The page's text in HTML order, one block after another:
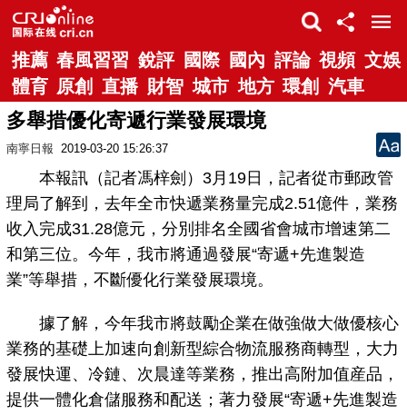
推薦 春風習習 銳評 國際 國內 評論 視頻 文娛
體育 原創 直播 財智 城市 地方 環創 汽車
多舉措優化寄遞行業發展環境
南寧日報 2019-03-20 15:26:37
本報訊（記者馮梓劍）3月19日，記者從市郵政管
理局了解到，去年全市快遞業務量完成2.51億件，業務
收入完成31.28億元，分別排名全國省會城市增速第二
和第三位。今年，我市將通過發展“寄遞+先進製造
業”等舉措，不斷優化行業發展環境。
據了解，今年我市將鼓勵企業在做強做大做優核心
業務的基礎上加速向創新型綜合物流服務商轉型，大力
發展快運、冷鏈、次晨達等業務，推出高附加值産品，
提供一體化倉儲服務和配送；著力發展“寄遞+先進製造